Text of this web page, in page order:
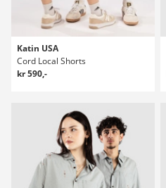
Katin USA
Cord Local Shorts
kr 590,-